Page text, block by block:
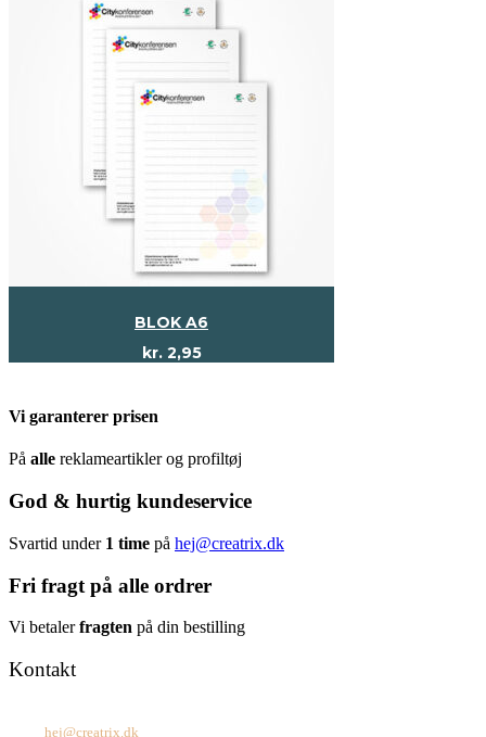
BLOK A6
kr.2,95
Vi garanterer prisen
På alle reklameartikler og profiltøj
God & hurtig kundeservice
Svartid under 1 time på hej@creatrix.dk
Fri fragt på alle ordrer
Vi betalerfragten på din bestilling
Kontakt
hej@creatrix.dk